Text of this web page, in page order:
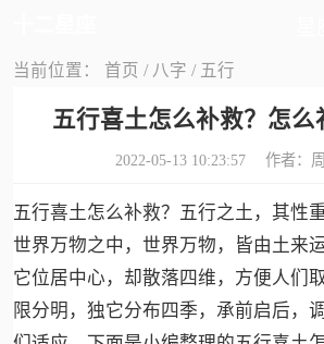
当前位置： 首页 / 八字 / 五行
五行喜土怎么补救？怎么
2022-05-13 10:23:57 作者：
五行喜土怎么补救？五行之土，其性
世界万物之中，世界万物，皆由土来
它位居中心，却散落四维，方便人们
限分明，独它分布四季，承前启后，